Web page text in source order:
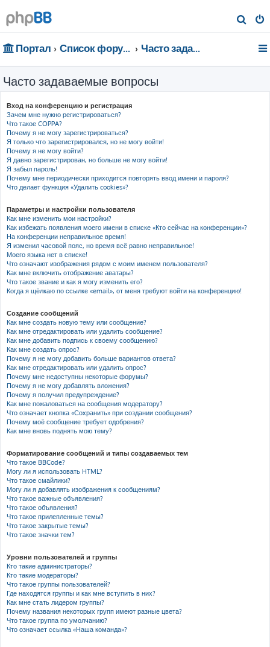
о
Портал Список форумов Часто задаваемые вопросы
Часто задаваемые вопросы
Вход на конференцию и регистрация
Зачем мне нужно регистрироваться?
Что такое COPPA?
Почему я не могу зарегистрироваться?
Я только что зарегистрировался, но не могу войти!
Почему я не могу войти?
Я давно зарегистрирован, но больше не могу войти!
Я забыл пароль!
Почему мне периодически приходится повторять ввод имени и пароля?
Что делает функция «Удалить cookies»?
Параметры и настройки пользователя
Как мне изменить мои настройки?
Как избежать появления моего имени в списке «Кто сейчас на конференции»?
На конференции неправильное время!
Я изменил часовой пояс, но время всё равно неправильное!
Моего языка нет в списке!
Что означают изображения рядом с моим именем пользователя?
Как мне включить отображение аватары?
Что такое звание и как я могу изменить его?
Когда я щёлкаю по ссылке «email», от меня требуют войти на конференцию!
Создание сообщений
Как мне создать новую тему или сообщение?
Как мне отредактировать или удалить сообщение?
Как мне добавить подпись к своему сообщению?
Как мне создать опрос?
Почему я не могу добавить больше вариантов ответа?
Как мне отредактировать или удалить опрос?
Почему мне недоступны некоторые форумы?
Почему я не могу добавлять вложения?
Почему я получил предупреждение?
Как мне пожаловаться на сообщения модератору?
Что означает кнопка «Сохранить» при создании сообщения?
Почему моё сообщение требует одобрения?
Как мне вновь поднять мою тему?
Форматирование сообщений и типы создаваемых тем
Что такое BBCode?
Могу ли я использовать HTML?
Что такое смайлики?
Могу ли я добавлять изображения к сообщениям?
Что такое важные объявления?
Что такое объявления?
Что такое прилепленные темы?
Что такое закрытые темы?
Что такое значки тем?
Уровни пользователей и группы
Кто такие администраторы?
Кто такие модераторы?
Что такое группы пользователей?
Где находятся группы и как мне вступить в них?
Как мне стать лидером группы?
Почему названия некоторых групп имеют разные цвета?
Что такое группа по умолчанию?
Что означает ссылка «Наша команда»?